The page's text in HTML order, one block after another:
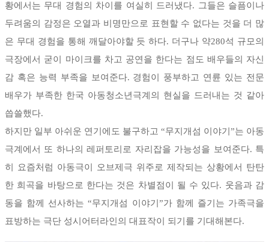
황에서는 무대 경험의 차이를 여실히 드러냈다. 그들은 슬픔이나
두려움의 감정은 오열과 비명만으로 표현할 수 없다는 것을 더 많
은 무대 경험을 통해 깨달아야할 듯 하다. 더구나 약280석 규모의
극장에서 굳이 마이크를 차고 공연을 한다는 점도 배우들의 자신
감 혹은 능력 부족을 보여준다. 경험이 풍부하고 연륜 있는 전문
배우가 부족한 한국 아동청소년극계의 현실을 드러내는 것 같아
씁쓸했다.
하지만 일부 아쉬운 연기에도 불구하고 “무지개섬 이야기”는 아동
극계에서 또 하나의 레퍼토리로 자리잡을 가능성을 보여준다. 특
히 요즘처럼 아동극이 오브제극 위주로 제작되는 상황에서 탄탄
한 희곡을 바탕으로 한다는 것은 차별점이 될 수 있다. 웃음과 감
동을 함께 선사하는 “무지개섬 이야기”가 함께 즐기는 가족극을
표방하는 극단 성시어터라인의 대표작이 되기를 기대해본다.